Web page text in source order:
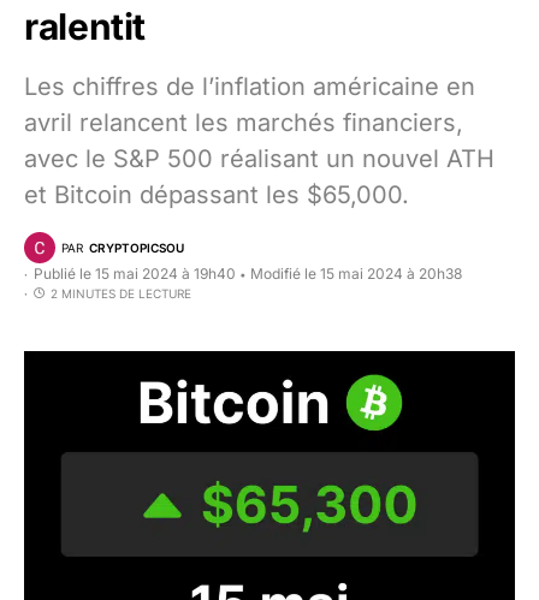
ralentit
Les chiffres de l’inflation américaine en
avril relancent les marchés financiers,
avec le S&P 500 réalisant un nouvel ATH
et Bitcoin dépassant les $65,000.
PAR CRYPTOPICSOU
Publié le 15 mai 2024 à 19h40 • Modifié le 15 mai 2024 à 20h38
2 MINUTES DE LECTURE